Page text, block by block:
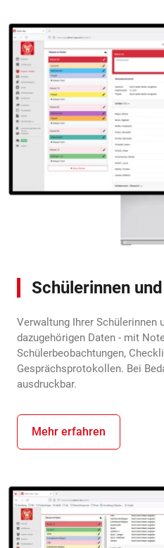
Schülerinnen
Verwaltung Ihrer Schülerinnen
dazugehörigen Daten - mit
Schülerbeobachtungen,
Gesprächsprotokollen. Bei
ausdruckbar.
Mehr erfahren